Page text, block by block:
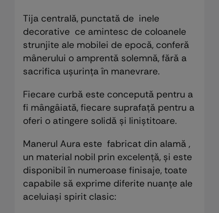
Tija centrală, punctată de inele
decorative ce amintesc de coloanele
strunjite ale mobilei de epocă, conferă
mânerului o amprentă solemnă, fără a
sacrifica ușurința în manevrare.
Fiecare curbă este concepută pentru a
fi mângâiată, fiecare suprafață pentru a
oferi o atingere solidă și liniștitoare.
Manerul Aura este fabricat din alamă ,
un material nobil prin excelență, și este
disponibil în numeroase finisaje, toate
capabile să exprime diferite nuanțe ale
aceluiași spirit clasic: